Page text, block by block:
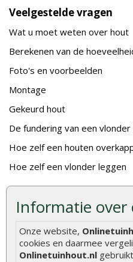
Informatie over
Onze website,
cookies en daarmee
Onlinetuinhout.nl
Veelgestelde vragen
Wat u moet weten over hout
Berekenen van de
Foto's en voorbeelden
Montage
Gekeurd hout
De fundering van een vlonder
Hoe zelf een houten
Hoe zelf een vlonder leggen
Hoe betonpaal plaatsen
Hoe schutting plaatsen
De 9 beste tuinschermen
Stijlvolle houtsoorten voor in